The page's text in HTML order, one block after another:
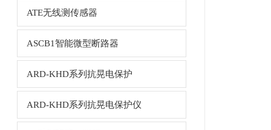
ATE无线测传感器
ASCB1智能微型断路器
ARD-KHD系列抗晃电保护
ARD-KHD系列抗晃电保护仪